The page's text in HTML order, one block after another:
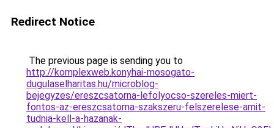
Redirect Notice
The previous page is sending you to
http://komplexweb.konyhai-mosogato-
dugulaselharitas.hu/microblog-
bejegyzes/ereszcsatorna-lefolyocso-szereles-miert-
fontos-az-ereszcsatorna-szakszeru-felszerelese-amit-
tudnia-kell-a-hazanak-